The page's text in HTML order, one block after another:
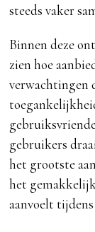
steeds vaker
Binnen deze
zien hoe
verwachtingen
gebruikers
het grootste
het
aanvoelt